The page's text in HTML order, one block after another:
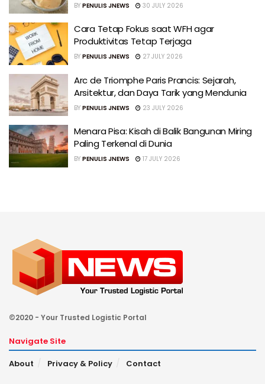
BY PENULIS JNEWS 30 JULY 2026
Cara Tetap Fokus saat WFH agar
Produktivitas Tetap Terjaga
BY PENULIS JNEWS 27 JULY 2026
Arc de Triomphe Paris Prancis: Sejarah,
Arsitektur, dan Daya Tarik yang Mendunia
BY PENULIS JNEWS 23 JULY 2026
Menara Pisa: Kisah di Balik Bangunan Miring
Paling Terkenal di Dunia
BY PENULIS JNEWS 17 JULY 2026
©2020 - Your Trusted Logistic Portal
Navigate Site
About
Privacy & Policy Contact